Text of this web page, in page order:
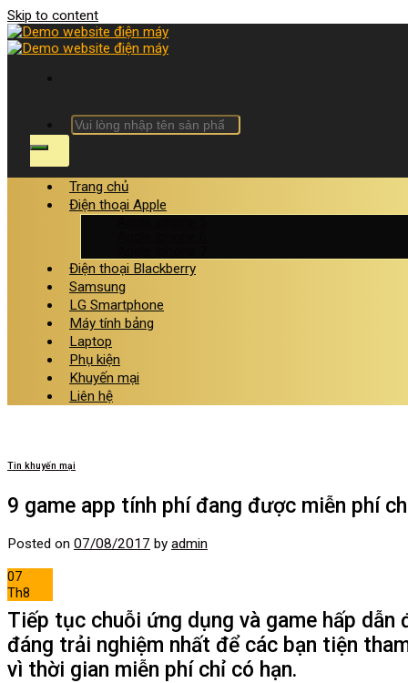
Skip to content
GỌI TƯ VẤN:
Trang chủ
Điện thoại Apple
Điện thoại Blackberry
Samsung
LG Smartphone
Máy tính bảng
Laptop
Phụ kiện
Khuyến mại
Liên hệ
Tin khuyến mại
9 game app tính phí đang được miễn phí
Posted on 07/08/2017 by admin
07
Th8
Tiếp tục chuỗi ứng dụng và game hấp
đáng trải nghiệm nhất để các bạn tiện
vì thời gian miễn phí chỉ có hạn.